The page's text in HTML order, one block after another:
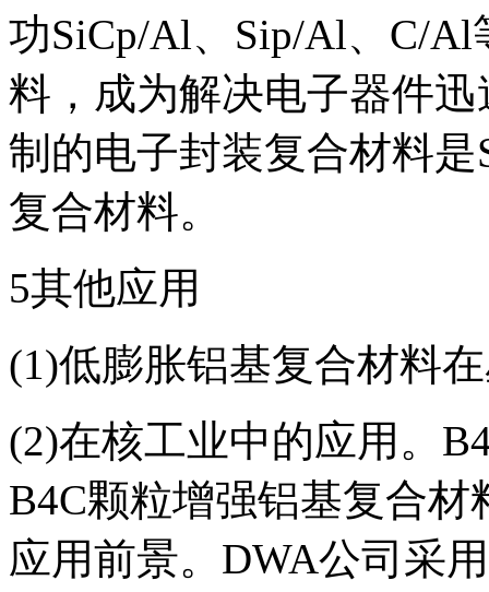
功SiCp/Al、Sip/Al、C/
料，成为解决电子器件
制的电子封装复合材料
复合材料。
5其他应用
(1)低膨胀铝基复合材料
(2)在核工业中的应用。
B4C颗粒增强铝基复合
应用前景。DWA公司采